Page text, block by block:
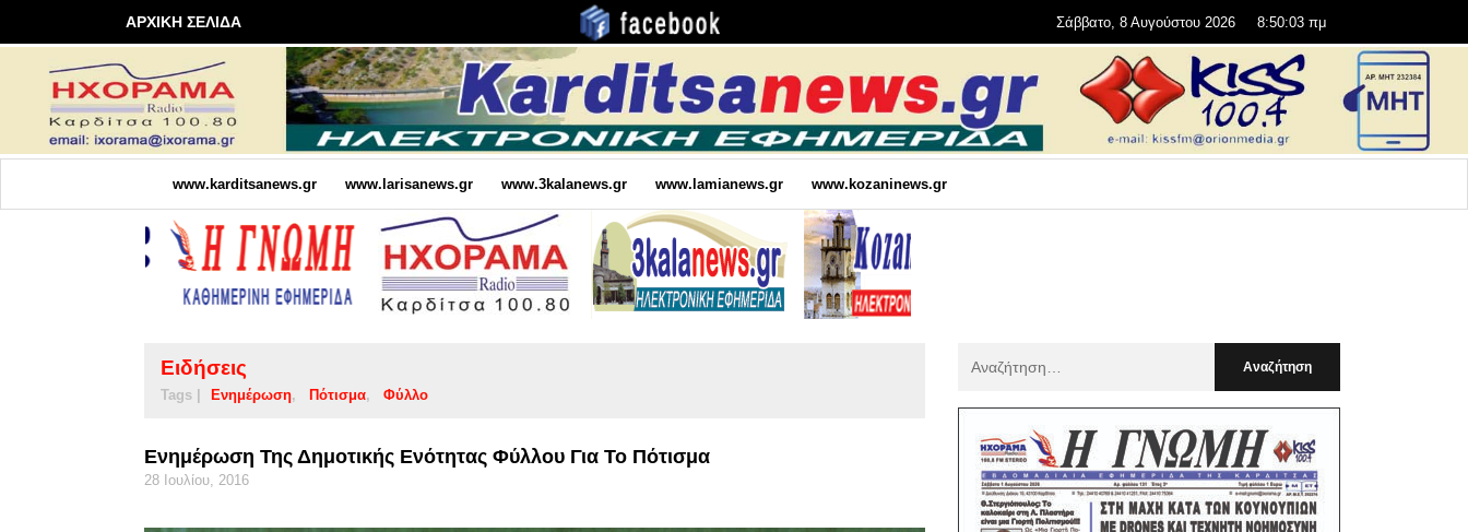
ΑΡΧΙΚΗ ΣΕΛΙΔΑ Σάββατο, 8 Αυγούστου 2026 8:50:04 πμ
www.karditsanews.gr www.larisanews.gr www.3kalanews.gr www.lamianews.gr www.kozaninews.gr
Ειδήσεις
Tags | Ενημέρωση Πότισμα Φύλλο
Ενημέρωση Της Δημοτικής Ενότητας Φύλλου Για Το Πότισμα
28 Ιουλίου, 2016
: